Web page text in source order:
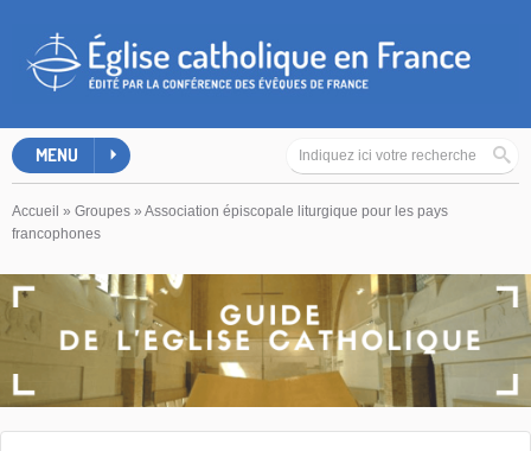
MENU
Accueil » Groupes » Association épiscopale liturgique pour les pays
francophones